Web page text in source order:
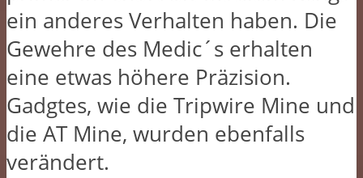
ein anderes Verhalten haben. Die
Gewehre des Medic´s erhalten
eine etwas höhere Präzision.
Gadgtes, wie die Tripwire Mine und
die AT Mine, wurden ebenfalls
verändert.